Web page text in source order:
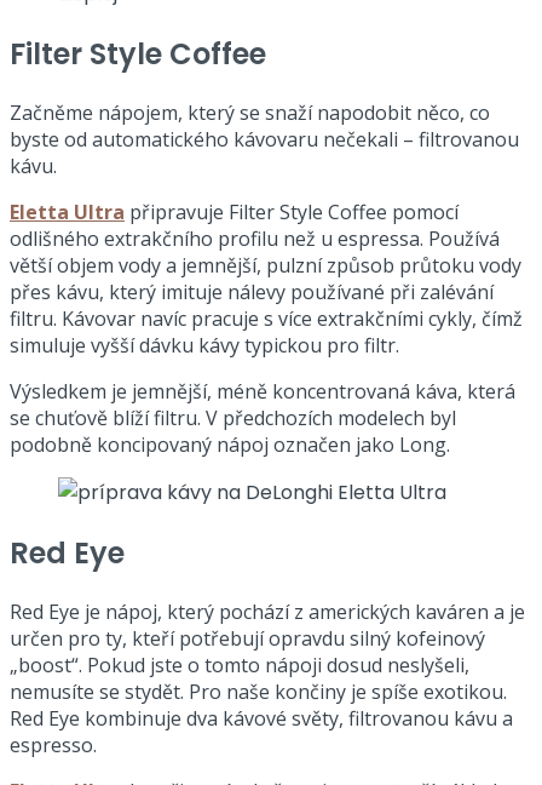
Filter Style Coffee
Začněme nápojem, který se snaží napodobit něco, co
byste od automatického kávovaru nečekali – filtrovanou
kávu.
Eletta Ultra připravuje Filter Style Coffee pomocí
odlišného extrakčního profilu než u espressa. Používá
větší objem vody a jemnější, pulzní způsob průtoku vody
přes kávu, který imituje nálevy používané při zalévání
filtru. Kávovar navíc pracuje s více extrakčními cykly, čímž
simuluje vyšší dávku kávy typickou pro filtr.
Výsledkem je jemnější, méně koncentrovaná káva, která
se chuťově blíží filtru. V předchozích modelech byl
podobně koncipovaný nápoj označen jako Long.
Red Eye
Red Eye je nápoj, který pochází z amerických kaváren a je
určen pro ty, kteří potřebují opravdu silný kofeinový
„boost“. Pokud jste o tomto nápoji dosud neslyšeli,
nemusíte se stydět. Pro naše končiny je spíše exotikou.
Red Eye kombinuje dva kávové světy, filtrovanou kávu a
espresso.